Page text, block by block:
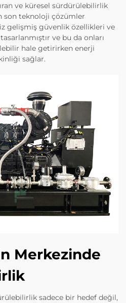
ve küresel sürdürülebilirlik
son teknoloji çözümler
gelişmiş güvenlik özellikleri ve
ve bu da onları
hale getirirken enerji
sağlar.
Merkezinde
sadece bir hedef değil,